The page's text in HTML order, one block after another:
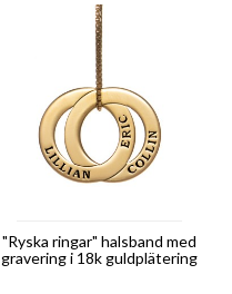
"Ryska ringar" halsband med
gravering i 18k guldplätering